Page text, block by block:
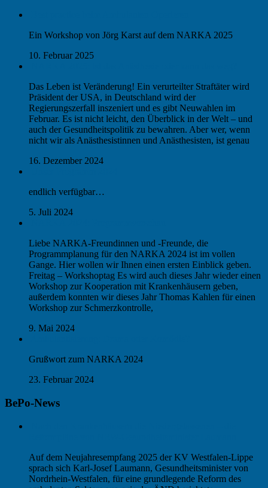
Ein Workshop von Jörg Karst auf dem NARKA 2025
10. Februar 2025
Das Leben ist Veränderung! Ein verurteilter Straftäter wird
Präsident der USA, in Deutschland wird der
Regierungszerfall inszeniert und es gibt Neuwahlen im
Februar. Es ist nicht leicht, den Überblick in der Welt – und
auch der Gesundheitspolitik zu bewahren. Aber wer, wenn
nicht wir als Anästhesistinnen und Anästhesisten, ist genau
16. Dezember 2024
endlich verfügbar…
5. Juli 2024
Liebe NARKA-Freundinnen und -Freunde, die
Programmplanung für den NARKA 2024 ist im vollen
Gange. Hier wollen wir Ihnen einen ersten Einblick geben.
Freitag – Workshoptag Es wird auch dieses Jahr wieder einen
Workshop zur Kooperation mit Krankenhäusern geben,
außerdem konnten wir dieses Jahr Thomas Kahlen für einen
Workshop zur Schmerzkontrolle,
9. Mai 2024
Grußwort zum NARKA 2024
23. Februar 2024
BePo-News
Auf dem Neujahresempfang 2025 der KV Westfalen-Lippe
sprach sich Karl-Josef Laumann, Gesundheitsminister von
Nordrhein-Westfalen, für eine grundlegende Reform des